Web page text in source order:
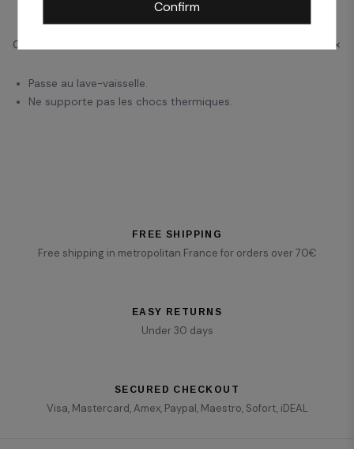
CONSEILS D'ENTRETIEN
Passe au lave-vaisselle.
Ne supporte pas les chocs thermiques.
FREE SHIPPING
Free shipping in metropolitan France for orders over 70€
EASY RETURNS
Under 30 days
SECURED CHECKOUT
Visa, Mastercard, Amex, Paypal, Maestro, Sofort, iDEAL
Confirm